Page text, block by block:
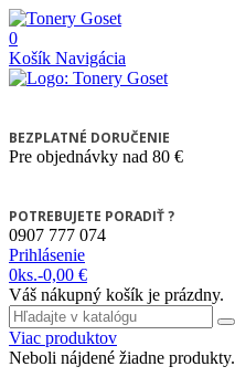
0
Košík Navigácia
BEZPLATNÉ DORUČENIE
Pre objednávky nad 80 €
POTREBUJETE PORADIŤ ?
0907 777 074
Prihlásenie
0ks.-0,00 €
Váš nákupný košík je prázdny.
Viac produktov
Neboli nájdené žiadne produkty.